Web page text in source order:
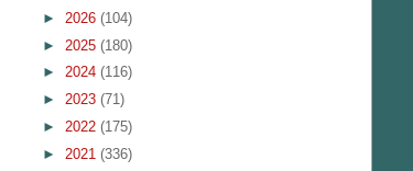
► 2026 (104)
► 2025 (180)
► 2024 (116)
► 2023 (71)
► 2022 (175)
► 2021 (336)